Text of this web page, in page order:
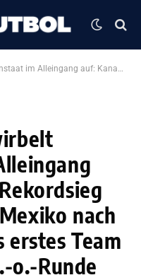
und Mexiko nach Südkorea-Sieg als erstes Team vorzeitig in der K.-o.-Runde
nach
erstes Team
o.-Runde